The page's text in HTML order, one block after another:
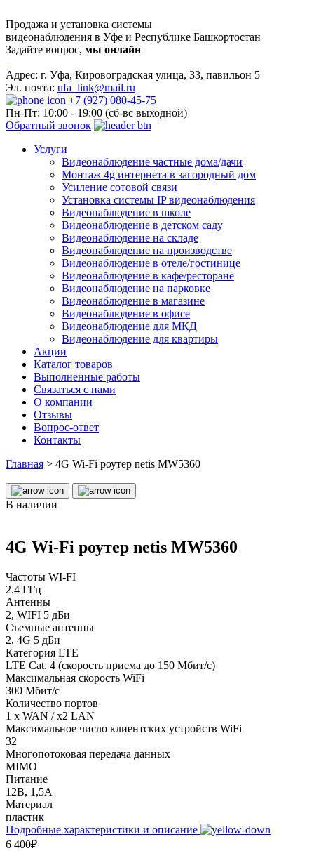
Продажа и установка системы
видеонаблюдения в Уфе и Республике Башкортостан
Задайте вопрос, мы онлайн
Адрес: г. Уфа, Кировоградская улица, 33, павильон 5
Эл. почта: ufa_link@mail.ru
+7 (927) 080-45-75
Пн-Пт: 10:00 - 19:00 (сб-вс выходной)
Обратный звонок
Услуги
Видеонаблюдение частные дома/дачи
Монтаж 4g интернета в загородный дом
Усиление сотовой связи
Установка системы IP видеонаблюдения
Видеонаблюдение в школе
Видеонаблюдение в детском саду
Видеонаблюдение на складе
Видеонаблюдение на производстве
Видеонаблюдение в отеле/гостинице
Видеонаблюдение в кафе/ресторане
Видеонаблюдение на парковке
Видеонаблюдение в магазине
Видеонаблюдение в офисе
Видеонаблюдение для МКД
Видеонаблюдение для квартиры
Акции
Каталог товаров
Выполненные работы
Связаться с нами
О компании
Отзывы
Вопрос-ответ
Контакты
Главная > 4G Wi-Fi роутер netis MW5360
В наличии
4G Wi-Fi роутер netis MW5360
Частоты WI-FI
2.4 ГГц
Антенны
2, WIFI 5 дБи
Съемные антенны
2, 4G 5 дБи
Категория LTE
LTE Cat. 4 (скорость приема до 150 Мбит/с)
Максимальная скорость WiFi
300 Мбит/с
Количество портов
1 x WAN / х2 LAN
Максимальное число клиентских устройств WiFi
32
Многопотоковая передача данных
MIMO
Питание
12В, 1,5А
Материал
пластик
Подробные характеристики и описание
6 400₽